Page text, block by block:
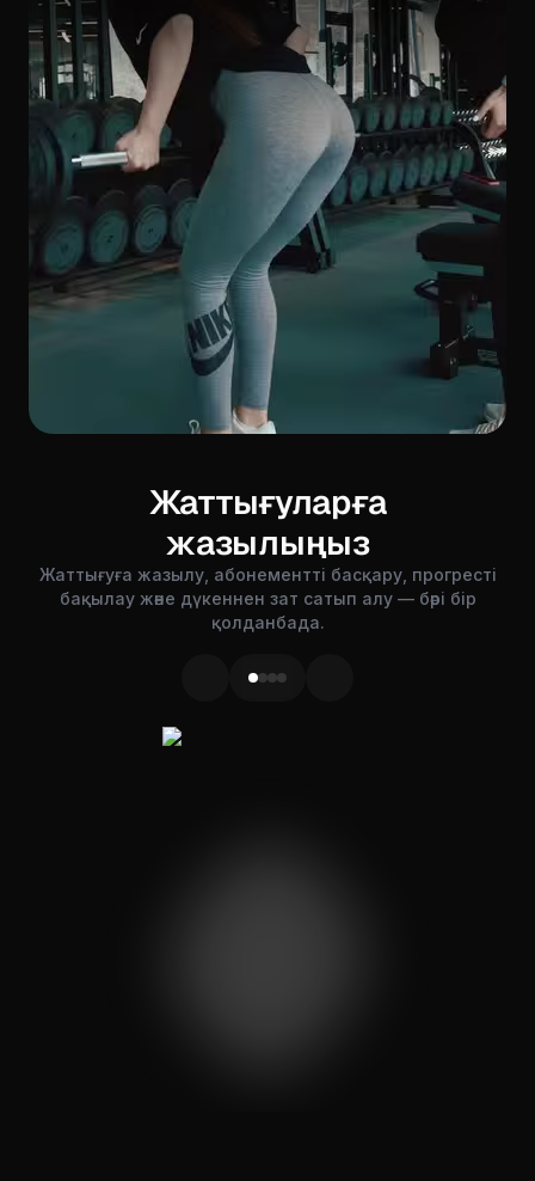
Жаттығуларға
жазылыңыз
Жаттығуға жазылу, абонементті басқару, прогресті
бақылау және дүкеннен зат сатып алу — бәрі бір
қолданбада.